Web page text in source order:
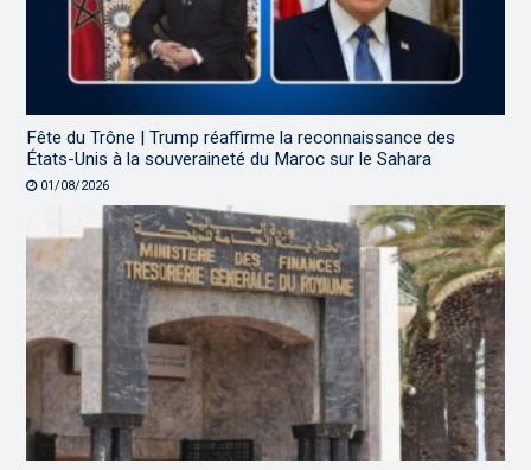
Fête du Trône | Trump réaffirme la reconnaissance des
États-Unis à la souveraineté du Maroc sur le Sahara
01/08/2026